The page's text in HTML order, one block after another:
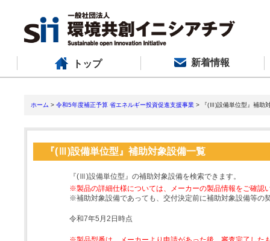
トップ 新着情報
ホーム > 令和5年度補正予算 省エネルギー投資促進支援事業 > 『(Ⅲ)設備単位型』補助
『(Ⅲ)設備単位型』補助対象設備一覧
『(Ⅲ)設備単位型』の補助対象設備を検索できます。
※製品の詳細仕様については、メーカーの製品情報をご確認
※補助対象設備であっても、交付決定前に補助対象設備等の
令和7年5月2日時点